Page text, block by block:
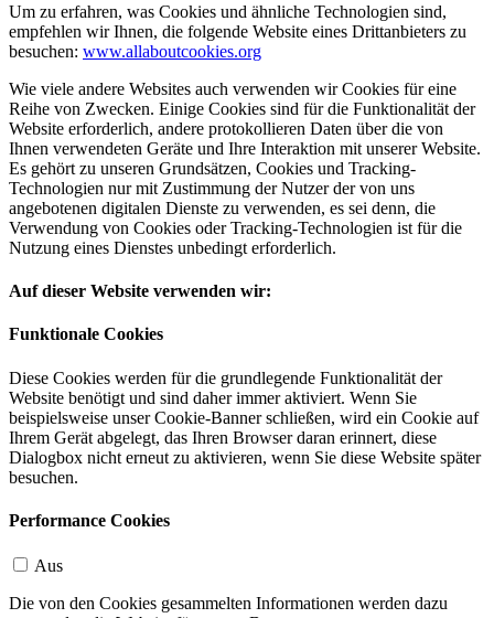
Um zu erfahren, was Cookies und ähnliche Technologien sind,
empfehlen wir Ihnen, die folgende Website eines Drittanbieters zu
besuchen: www.allaboutcookies.org
Wie viele andere Websites auch verwenden wir Cookies für eine
Reihe von Zwecken. Einige Cookies sind für die Funktionalität der
Website erforderlich, andere protokollieren Daten über die von
Ihnen verwendeten Geräte und Ihre Interaktion mit unserer Website.
Es gehört zu unseren Grundsätzen, Cookies und Tracking-
Technologien nur mit Zustimmung der Nutzer der von uns
angebotenen digitalen Dienste zu verwenden, es sei denn, die
Verwendung von Cookies oder Tracking-Technologien ist für die
Nutzung eines Dienstes unbedingt erforderlich.
Auf dieser Website verwenden wir:
Funktionale Cookies
Diese Cookies werden für die grundlegende Funktionalität der
Website benötigt und sind daher immer aktiviert. Wenn Sie
beispielsweise unser Cookie-Banner schließen, wird ein Cookie auf
Ihrem Gerät abgelegt, das Ihren Browser daran erinnert, diese
Dialogbox nicht erneut zu aktivieren, wenn Sie diese Website später
besuchen.
Performance Cookies
Aus
Die von den Cookies gesammelten Informationen werden dazu